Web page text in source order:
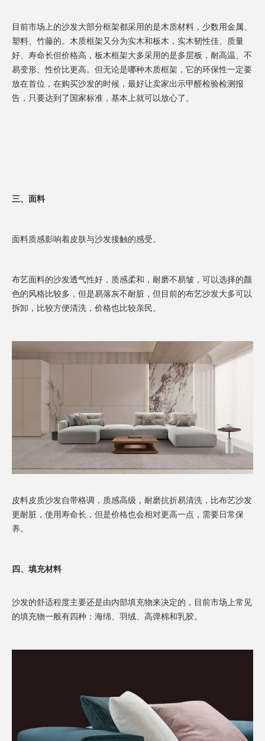
目前市场上的沙发大部分框架都采用的是木质材料，少数用金属、
塑料、竹藤的。木质框架又分为实木和板木，实木韧性佳、质量
好、寿命长但价格高，板木框架大多采用的是多层板，耐高温、不
易变形、性价比更高。但无论是哪种木质框架，它的环保性一定要
放在首位，在购买沙发的时候，最好让卖家出示甲醛检验检测报
告，只要达到了国家标准，基本上就可以放心了。
三、面料
面料质感影响着皮肤与沙发接触的感受。
布艺面料的沙发透气性好，质感柔和，耐磨不易皱，可以选择的颜
色的风格比较多，但是易落灰不耐脏，但目前的布艺沙发大多可以
拆卸，比较方便清洗，价格也比较亲民。
皮料皮质沙发自带格调，质感高级，耐磨抗折易清洗，比布艺沙发
更耐脏，使用寿命长，但是价格也会相对更高一点，需要日常保
养。
四、填充材料
沙发的舒适程度主要还是由内部填充物来决定的，目前市场上常见
的填充物一般有四种：海绵、羽绒、高弹棉和乳胶。